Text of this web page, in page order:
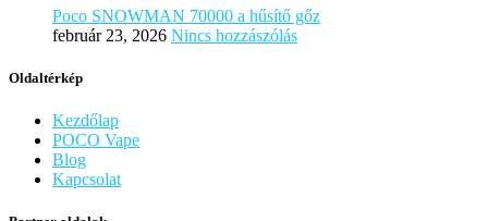
Poco SNOWMAN 70000 a hűsítő gőz
február 23, 2026 Nincs hozzászólás
Oldaltérkép
Kezdőlap
POCO Vape
Blog
Kapcsolat